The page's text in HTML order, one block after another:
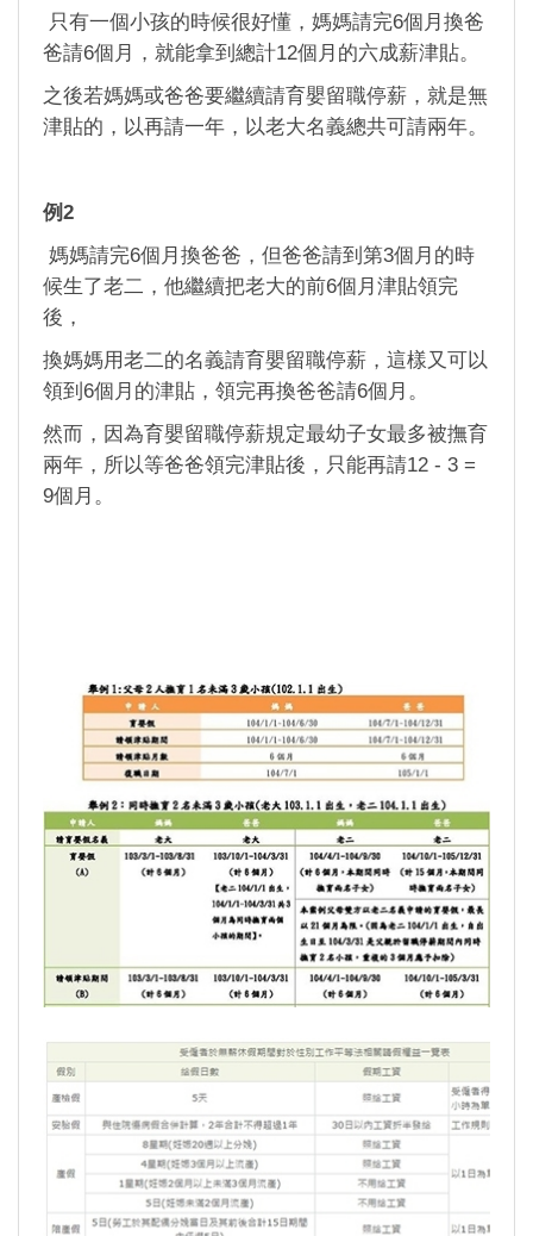
只有一個小孩的時候很好懂，媽媽請完6個月換爸
爸請6個月，就能拿到總計12個月的六成薪津貼。
之後若媽媽或爸爸要繼續請育嬰留職停薪，就是無
津貼的，以再請一年，以老大名義總共可請兩年。
例2
媽媽請完6個月換爸爸，但爸爸請到第3個月的時
候生了老二，他繼續把老大的前6個月津貼領完
後，
換媽媽用老二的名義請育嬰留職停薪，這樣又可以
領到6個月的津貼，領完再換爸爸請6個月。
然而，因為育嬰留職停薪規定最幼子女最多被撫育
兩年，所以等爸爸領完津貼後，只能再請12 - 3 =
9個月。